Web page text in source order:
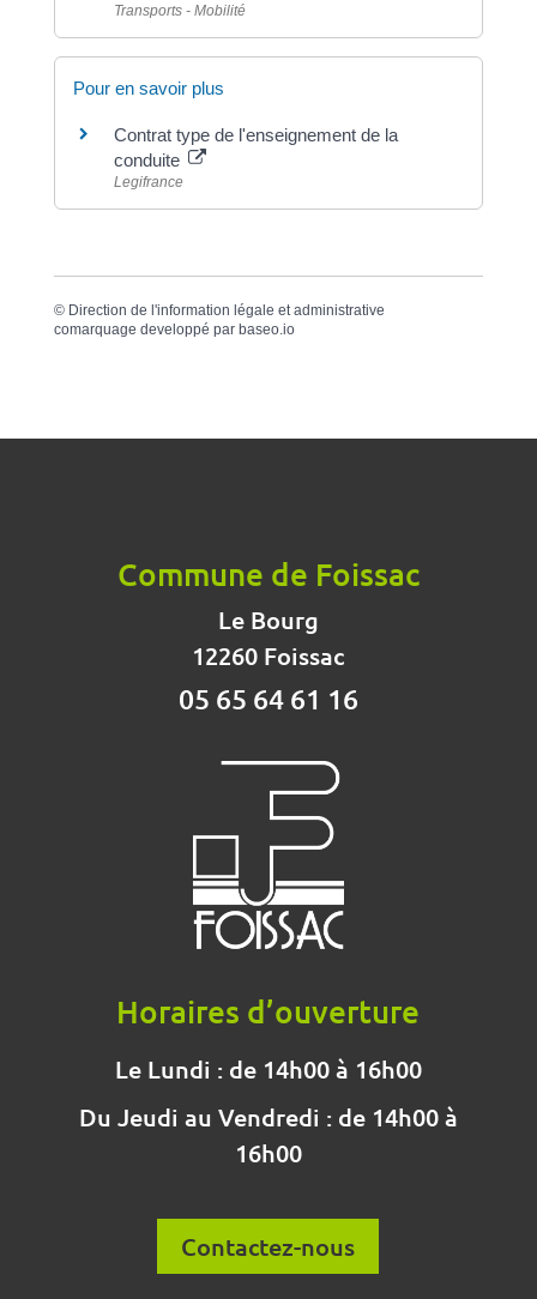
Transports - Mobilité
Pour en savoir plus
Contrat type de l'enseignement de la
conduite
Legifrance
© Direction de l'information légale et administrative
comarquage developpé par baseo.io
Commune de Foissac
Le Bourg
12260 Foissac
05 65 64 61 16
Horaires d’ouverture
Le Lundi : de 14h00 à 16h00
Du Jeudi au Vendredi : de 14h00 à
16h00
Contactez-nous